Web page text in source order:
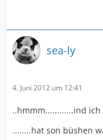
sea-ly
4. Juni 2012 um 12:41
..hmmm............ind
........hat son büshen